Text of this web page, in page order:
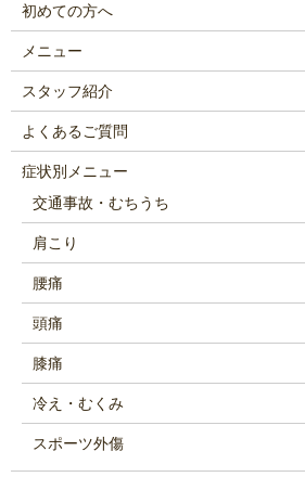
初めての方へ
メニュー
スタッフ紹介
よくあるご質問
症状別メニュー
交通事故・むちうち
肩こり
腰痛
頭痛
膝痛
冷え・むくみ
スポーツ外傷